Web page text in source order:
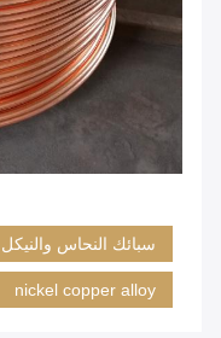
سبائك النحاس
nickel copper alloy